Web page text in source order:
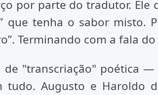
por parte do tradutor. Ele
que tenha o sabor misto.
Terminando com a fala
de "transcriação" poética
Augusto e Haroldo